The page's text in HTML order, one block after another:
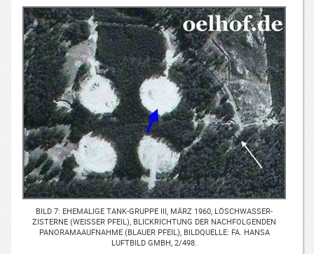
BILD 7: EHEMALIGE TANK-GRUPPE III, MÄRZ 1960, LÖSCHWASSER-
ZISTERNE (WEISSER PFEIL), BLICKRICHTUNG DER NACHFOLGENDEN P
ANORAMAAUFNAHME (BLAUER PFEIL), BILDQUELLE: FA. HANSA L
UFTBILD GMBH, 2/498.